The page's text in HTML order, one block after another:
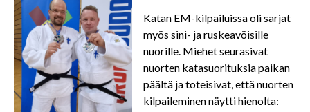
Katan EM-kilpailuissa oli sarjat
myös sini- ja ruskeavöisille
nuorille. Miehet seurasivat
nuorten katasuorituksia paikan
päältä ja toteisivat, että nuorten
kilpaileminen näytti hienolta: